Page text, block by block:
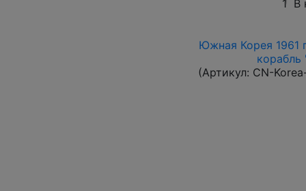
1 В
Южная Корея 1961
корабль
(Артикул: CN-